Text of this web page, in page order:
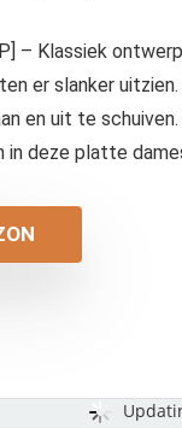
– Klassiek
er slanker
en uit te
in deze platte